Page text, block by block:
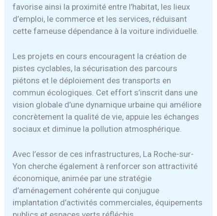
favorise ainsi la proximité entre l’habitat, les lieux
d’emploi, le commerce et les services, réduisant
cette fameuse dépendance à la voiture individuelle.
Les projets en cours encouragent la création de
pistes cyclables, la sécurisation des parcours
piétons et le déploiement des transports en
commun écologiques. Cet effort s’inscrit dans une
vision globale d’une dynamique urbaine qui améliore
concrètement la qualité de vie, appuie les échanges
sociaux et diminue la pollution atmosphérique.
Avec l’essor de ces infrastructures, La Roche-sur-
Yon cherche également à renforcer son attractivité
économique, animée par une stratégie
d’aménagement cohérente qui conjugue
implantation d’activités commerciales, équipements